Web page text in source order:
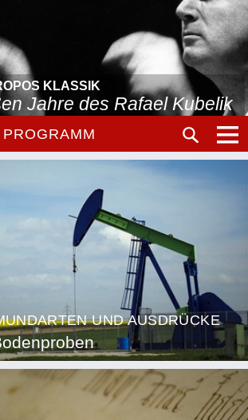
KLASSIK
Jahre des Rafael Kubelik
PROGRAMM
UND AUSDRÜCKE